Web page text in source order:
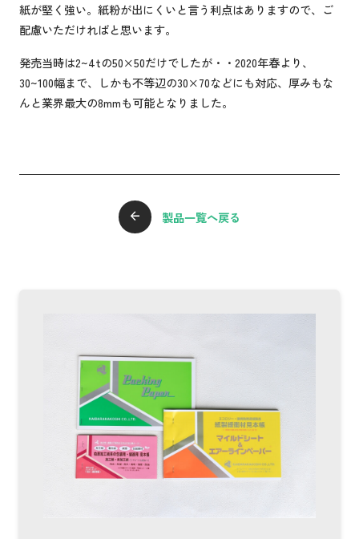
紙が堅く強い。紙粉が出にくいと言う利点はありますので、ご
配慮いただければと思います。
発売当時は2~4tの50×50だけでしたが・・2020年春より、
30~100幅まで、しかも不等辺の30×70などにも対応、厚みもな
んと業界最大の8mmも可能となりました。
製品一覧へ戻る